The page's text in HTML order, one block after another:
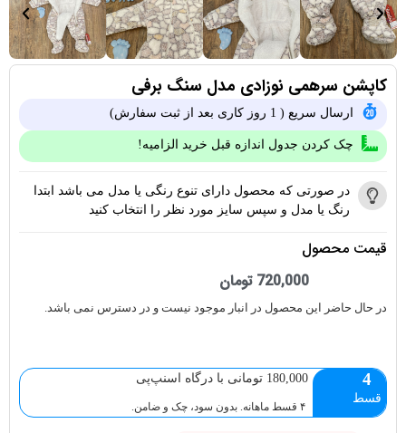
کاپشن سرهمی نوزادی مدل سنگ برفی
ارسال سریع ( 1 روز کاری بعد از ثبت سفارش)
چک کردن جدول اندازه قبل خرید الزامیه!
در صورتی که محصول دارای تنوع رنگی یا مدل می باشد ابتدا
رنگ یا مدل و سپس سایز مورد نظر را انتخاب کنید
قیمت محصول
720,000 تومان
در حال حاضر این محصول در انبار موجود نیست و در دسترس نمی باشد.
4
قسط
180,000 تومانی با درگاه اسنپ‌پی
۴ قسط ماهانه. بدون سود، چک و ضامن.